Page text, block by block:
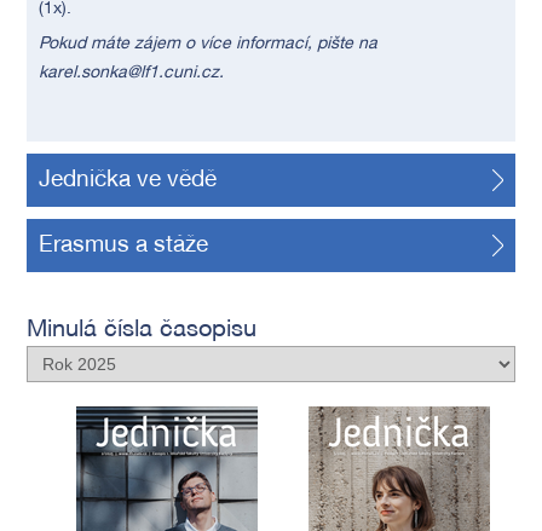
(1x).
Pokud máte zájem o více informací, pište na
karel.sonka@lf1.cuni.cz.
Jednička ve vědě
Erasmus a stáže
Minulá čísla časopisu